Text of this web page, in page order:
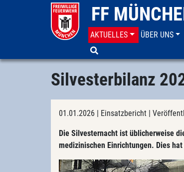
FF
AKTUELLES ÜBER UNS
Aktuelles
Silvesterbilanz
01.01.2026 | Einsatzbericht |
Die Silvesternacht ist üblicherweise
medizinischen Einrichtungen. Dies